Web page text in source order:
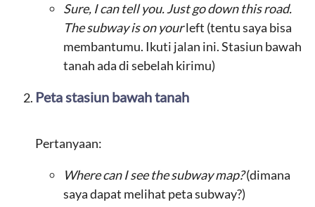
Sure, I can tell you. Just go down this road.
The subway is on yourleft (tentu saya bisa
membantumu. Ikuti jalan ini. Stasiun bawah
tanah ada di sebelah kirimu)
Peta stasiun bawah tanah
Pertanyaan:
Where can I see the subway map?(dimana
saya dapat melihat peta subway?)